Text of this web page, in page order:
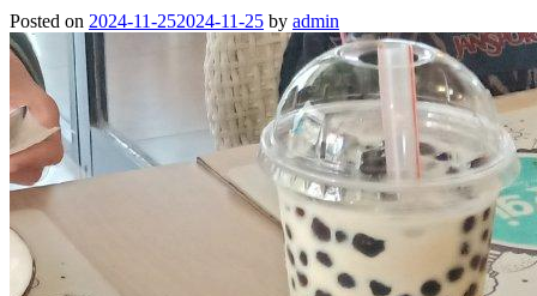
Posted on 2024-11-252024-11-25 by admin